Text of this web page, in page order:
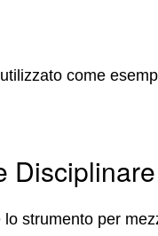
come
Disciplinare
strumento per